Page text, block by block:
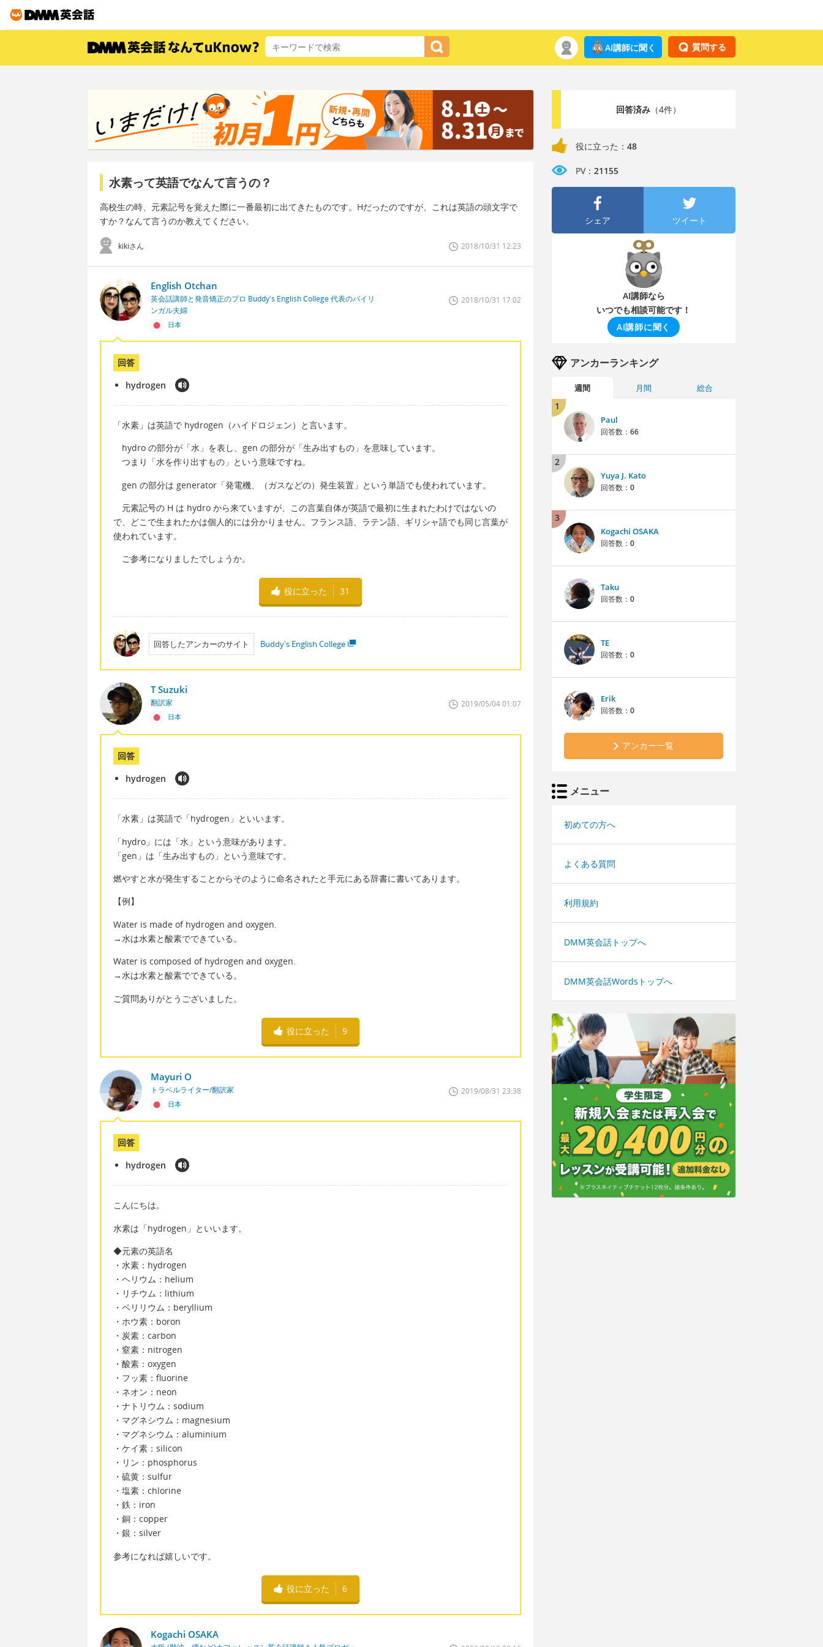
質問する
AI講師に聞く
水素って英語でなんて言うの？
高校生の時、元素記号を覚えた際に一番最初に出てきたものです。Hだったのですが、これは英語の頭文字で
すか？なんて言うのか教えてください。
kikiさん 2018/10/31 12:23
English Otchan
英会話講師と発音矯正のプロ Buddy's English College 代表のバイリ
ンガル夫婦
日本
2018/10/31 17:02
回答
hydrogen
「水素」は英語で hydrogen（ハイドロジェン）と言います。
hydro の部分が「水」を表し、gen の部分が「生み出すもの」を意味しています。
つまり「水を作り出すもの」という意味ですね。
gen の部分は generator「発電機、（ガスなどの）発生装置」という単語でも使われています。
元素記号の H は hydro から来ていますが、この言葉自体が英語で最初に生まれたわけではないの
で、どこで生まれたかは個人的には分かりません。フランス語、ラテン語、ギリシャ語でも同じ言葉が
使われています。
ご参考になりましたでしょうか。
役に立った 31
回答したアンカーのサイト Buddy's English College
T Suzuki
翻訳家
日本
2019/05/04 01:07
回答
hydrogen
「水素」は英語で「hydrogen」といいます。
「hydro」には「水」という意味があります。
「gen」は「生み出すもの」という意味です。
燃やすと水が発生することからそのように命名されたと手元にある辞書に書いてあります。
【例】
Water is made of hydrogen and oxygen.
→水は水素と酸素でできている。
Water is composed of hydrogen and oxygen.
→水は水素と酸素でできている。
ご質問ありがとうございました。
役に立った 9
Mayuri O
トラベルライター/翻訳家
日本
2019/08/31 23:38
回答
hydrogen
こんにちは。
水素は「hydrogen」といいます。
◆元素の英語名
・水素：hydrogen
・ヘリウム：helium
・リチウム：lithium
・ベリリウム：beryllium
・ホウ素：boron
・炭素：carbon
・窒素：nitrogen
・酸素：oxygen
・フッ素：fluorine
・ネオン：neon
・ナトリウム：sodium
・マグネシウム：magnesium
・マグネシウム：aluminium
・ケイ素：silicon
・リン：phosphorus
・硫黄：sulfur
・塩素：chlorine
・鉄：iron
・銅：copper
・銀：silver
参考になれば嬉しいです。
役に立った 6
Kogachi OSAKA
回答済み（4件）
役に立った： 48
PV： 21155
シェア ツイート
AI講師なら
いつでも相談可能です！
AI講師に聞く
アンカーランキング
週間 月間 総合
1
Paul
回答数： 66
2
Yuya J. Kato
回答数： 0
3
Kogachi OSAKA
回答数： 0
Taku
回答数： 0
TE
回答数： 0
Erik
回答数： 0
アンカー一覧
メニュー
初めての方へ
よくある質問
利用規約
DMM英会話トップへ
DMM英会話Wordsトップへ